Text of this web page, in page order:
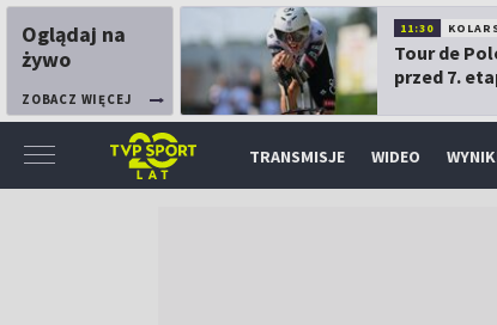
Oglądaj na
żywo
ZOBACZ WIĘCEJ
11:30
Tour de
przed 7.
TRANSMISJE WIDEO